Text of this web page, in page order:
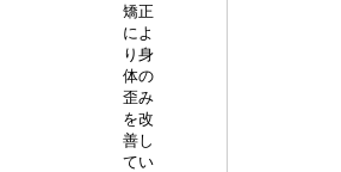
矯正
によ
り身
体の
歪み
を改
善し
てい